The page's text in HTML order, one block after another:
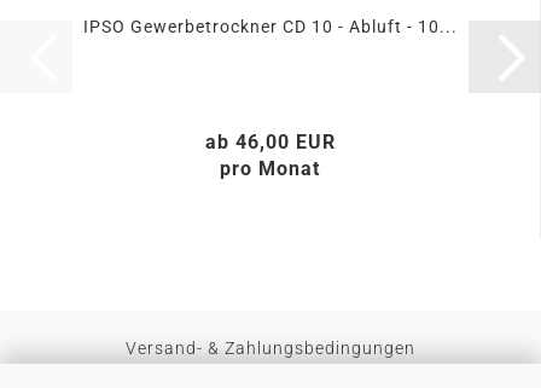
IPSO Gewerbetrockner CD 10 - Abluft - 10...
ab 46,00 EUR
pro Monat
Versand- & Zahlungsbedingungen